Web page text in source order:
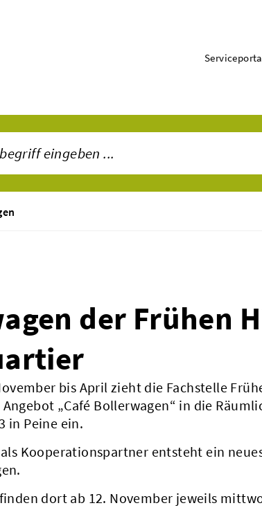
der Frühen
bis April zieht die Fachstelle
„Café Bollerwagen“ in die
in Peine ein.
Kooperationspartner entsteht ein
dort ab 12. November jeweils